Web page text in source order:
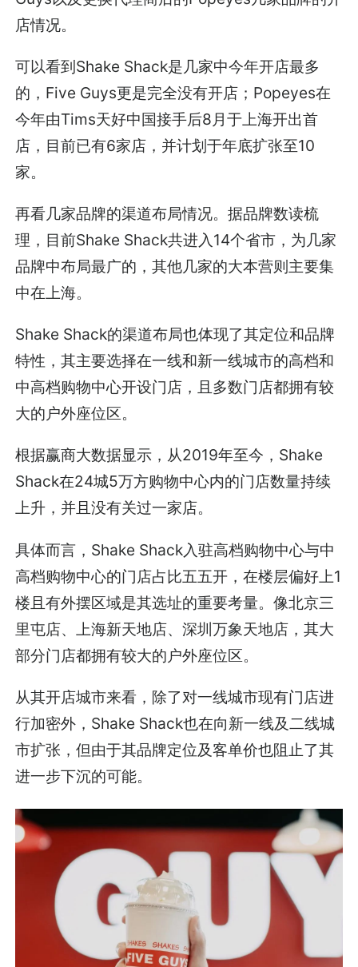
店情况。
可以看到Shake Shack是几家中今年开店最多
的，Five Guys更是完全没有开店；Popeyes在
今年由Tims天好中国接手后8月于上海开出首
店，目前已有6家店，并计划于年底扩张至10
家。
再看几家品牌的渠道布局情况。据品牌数读梳
理，目前Shake Shack共进入14个省市，为几家
品牌中布局最广的，其他几家的大本营则主要集
中在上海。
Shake Shack的渠道布局也体现了其定位和品牌
特性，其主要选择在一线和新一线城市的高档和
中高档购物中心开设门店，且多数门店都拥有较
大的户外座位区。
根据赢商大数据显示，从2019年至今，Shake
Shack在24城5万方购物中心内的门店数量持续
上升，并且没有关过一家店。
具体而言，Shake Shack入驻高档购物中心与中
高档购物中心的门店占比五五开，在楼层偏好上1
楼且有外摆区域是其选址的重要考量。像北京三
里屯店、上海新天地店、深圳万象天地店，其大
部分门店都拥有较大的户外座位区。
从其开店城市来看，除了对一线城市现有门店进
行加密外，Shake Shack也在向新一线及二线城
市扩张，但由于其品牌定位及客单价也阻止了其
进一步下沉的可能。